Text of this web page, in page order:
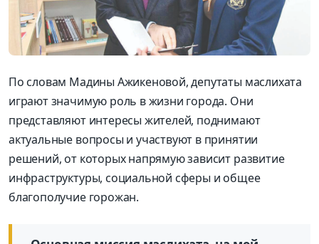
По словам Мадины Ажикеновой, депутаты маслихата
играют значимую роль в жизни города. Они
представляют интересы жителей, поднимают
актуальные вопросы и участвуют в принятии
решений, от которых напрямую зависит развитие
инфраструктуры, социальной сферы и общее
благополучие горожан.